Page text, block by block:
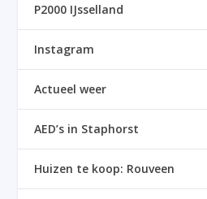
P2000 IJsselland
Instagram
Actueel weer
AED’s in Staphorst
Huizen te koop: Rouveen